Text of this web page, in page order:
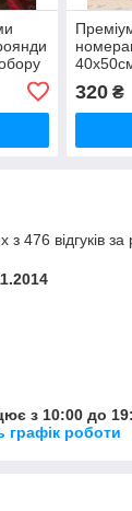
320₴
476 відгуків за
з 10:00 до
графік роботи